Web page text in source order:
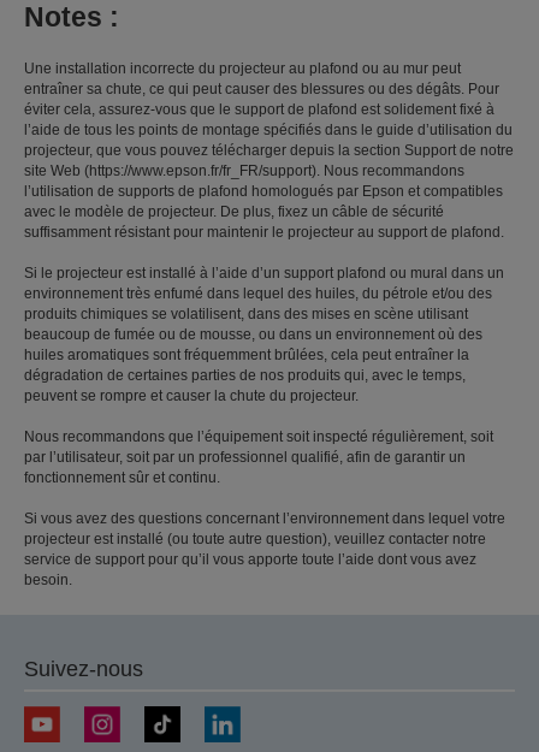
Notes :
Une installation incorrecte du projecteur au plafond ou au mur peut
entraîner sa chute, ce qui peut causer des blessures ou des dégâts. Pour
éviter cela, assurez-vous que le support de plafond est solidement fixé à
l’aide de tous les points de montage spécifiés dans le guide d’utilisation du
projecteur, que vous pouvez télécharger depuis la section Support de notre
site Web (https://www.epson.fr/fr_FR/support). Nous recommandons
l’utilisation de supports de plafond homologués par Epson et compatibles
avec le modèle de projecteur. De plus, fixez un câble de sécurité
suffisamment résistant pour maintenir le projecteur au support de plafond.
Si le projecteur est installé à l’aide d’un support plafond ou mural dans un
environnement très enfumé dans lequel des huiles, du pétrole et/ou des
produits chimiques se volatilisent, dans des mises en scène utilisant
beaucoup de fumée ou de mousse, ou dans un environnement où des
huiles aromatiques sont fréquemment brûlées, cela peut entraîner la
dégradation de certaines parties de nos produits qui, avec le temps,
peuvent se rompre et causer la chute du projecteur.
Nous recommandons que l’équipement soit inspecté régulièrement, soit
par l’utilisateur, soit par un professionnel qualifié, afin de garantir un
fonctionnement sûr et continu.
Si vous avez des questions concernant l’environnement dans lequel votre
projecteur est installé (ou toute autre question), veuillez contacter notre
service de support pour qu’il vous apporte toute l’aide dont vous avez
besoin.
Suivez-nous